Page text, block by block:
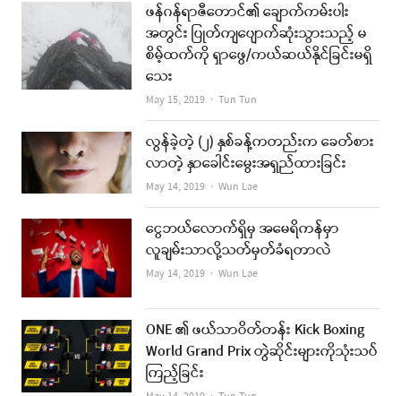
ဖန်ဂန်ရာဇီတောင်၏ ချောက်ကမ်းပါး
အတွင်း ပြုတ်ကျပျောက်ဆုံးသွားသည့် မ
စိမ့်ထက်ကို ရှာဖွေ/ကယ်ဆယ်နိုင်ခြင်းမရှိ
သေး
May 15, 2019 Author
Tun Tun
လွန်ခဲ့တဲ့ (၂) နှစ်ခန့်ကတည်းက ခေတ်စား
လာတဲ့ နှာခေါင်းမွေးအရှည်ထားခြင်း
May 14, 2019 Author
Wun Lae
ငွေဘယ်လောက်ရှိမှ အမေရိကန်မှာ
လူချမ်းသာလို့သတ်မှတ်ခံရတာလဲ
May 14, 2019 Author
Wun Lae
ONE ၏ ဖယ်သာဝိတ်တန်း Kick Boxing
World Grand Prix တွဲဆိုင်းများကိုသုံးသပ်
ကြည့်ခြင်း